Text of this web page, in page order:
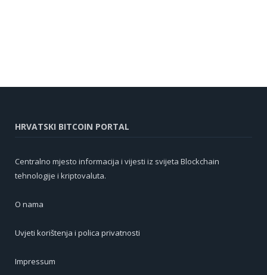
HRVATSKI BITCOIN PORTAL
Centralno mjesto informacija i vijesti iz svijeta Blockchain
tehnologije i kriptovaluta.
O nama
Uvjeti korištenja i polica privatnosti
Impressum